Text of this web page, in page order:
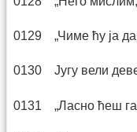
0129 „Чиме ћу ја
0130 Југу вели
0131 „Ласно ћеш га